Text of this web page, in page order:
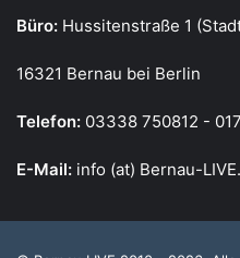
Büro: Hussitenstraße 1
16321 Bernau bei Berlin
Telefon: 03338 750812 -
E-Mail: info (at) Bernau-